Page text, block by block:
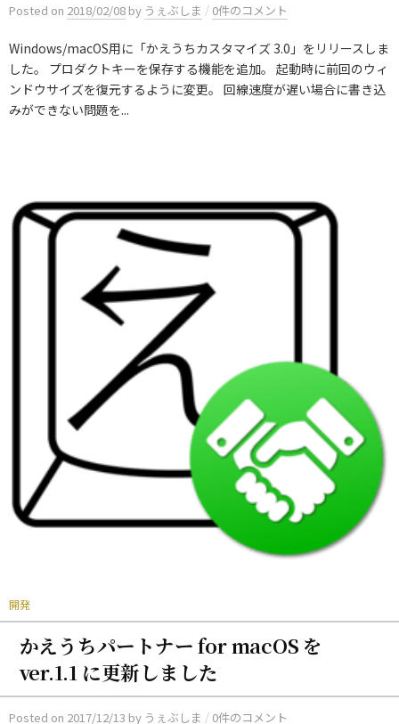
Posted on 2018/02/08 by うぇぶしま / 0件のコメント
Windows/macOS用に「かえうちカスタマイズ 3.0」をリリースしま
した。 プロダクトキーを保存する機能を追加。 起動時に前回のウィ
ンドウサイズを復元するように変更。 回線速度が遅い場合に書き込
みができない問題を...
開発
かえうちパートナー for macOS を
ver.1.1 に更新しました
Posted on 2017/12/13 by うぇぶしま / 0件のコメント